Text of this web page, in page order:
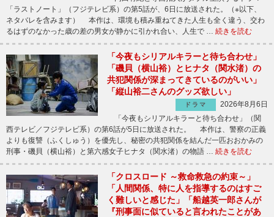
「ラストノート」（フジテレビ系）の第5話が、6日に放送された。（※以下、
ネタバレを含みます） 本作は、環境も積み重ねてきた人生も全く違う、交わ
るはずのなかった歳の差の男女が静かに引かれ合い、人生で … 続きを読む
「今夜もシリアルキラーと待ち合わせ」
「磯貝（横山裕）とヒナタ（関水渚）の
共犯関係が深まってきているのがいい」
「縦山裕二さんのグッズ欲しい」
ドラマ
2026年8月6日
「今夜もシリアルキラーと待ち合わせ」（関
西テレビ／フジテレビ系）の第6話が5日に放送された。 本作は、警察の正義
よりも復讐（ふくしゅう）を優先し、秘密の共犯関係を結んだ一匹おおかみの
刑事・磯貝（横山裕）と第六感女子ヒナタ（関水渚）の物語 … 続きを読む
「クロスロード ～救命救急の約束～」
「人間関係、特に人を指導するのはすご
く難しいと感じた」「船越英一郎さんが
『刑事面に似ていると言われたことがあ